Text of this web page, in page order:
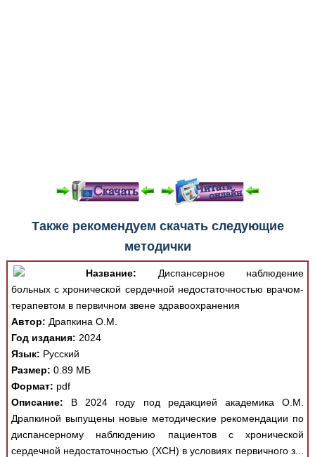
При просмотре в режиме "Читать онлайн" возможны
различные ошибки отображения документа в результате
отсутствия поддержки Вашим браузером шрифтов и
изменения размеров исходных шаблонов. При
скачивании документа данная ошибка устраняется Вашим
Также рекомендуем скачать следующие
методички
Название: Диспансерное наблюдение
больных с хронической сердечной недостаточностью врачом-
терапевтом в первичном звене здравоохранения
Автор: Драпкина О.М.
Год издания: 2024
Язык: Русский
Размер: 0.89 МБ
Формат: pdf
Описание: В 2024 году под редакцией академика О.М.
Драпкиной выпущены новые методические рекомендации по
диспансерному наблюдению пациентов с хронической
сердечной недостаточностью (ХСН) в условиях первичного з...